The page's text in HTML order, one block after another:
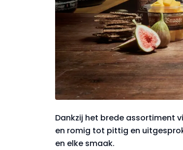
Dankzij het brede assortiment
en romig tot pittig en
en elke smaak.